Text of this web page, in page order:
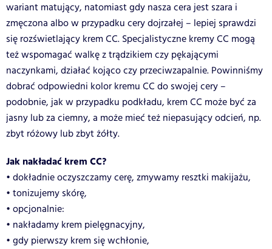
wariant matujący, natomiast gdy nasza cera jest szara i
zmęczona albo w przypadku cery dojrzałej – lepiej sprawdzi
się rozświetlający krem CC. Specjalistyczne kremy CC mogą
też wspomagać walkę z trądzikiem czy pękającymi
naczynkami, działać kojąco czy przeciwzapalnie. Powinniśmy
dobrać odpowiedni kolor kremu CC do swojej cery –
podobnie, jak w przypadku podkładu, krem CC może być za
jasny lub za ciemny, a może mieć też niepasujący odcień, np.
zbyt różowy lub zbyt żółty.
Jak nakładać krem CC?
• dokładnie oczyszczamy cerę, zmywamy resztki makijażu,
• tonizujemy skórę,
• opcjonalnie:
• nakładamy krem pielęgnacyjny,
• gdy pierwszy krem się wchłonie,